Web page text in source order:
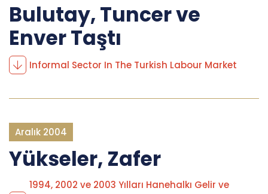
Bulutay, Tuncer ve
Enver Taştı
Informal Sector In The Turkish Labour Market
Aralık 2004
Yükseler, Zafer
1994, 2002 ve 2003 Yılları Hanehalkı Gelir ve